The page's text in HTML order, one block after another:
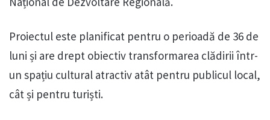
Proiectul este planificat pentru o perioadă de 36 de
luni și are drept obiectiv transformarea clădirii într-
un spațiu cultural atractiv atât pentru publicul local,
cât și pentru turiști.